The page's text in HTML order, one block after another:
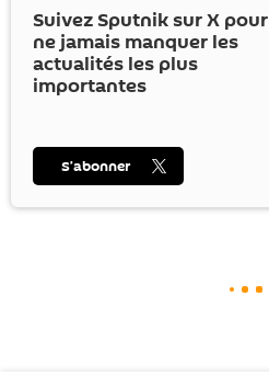
Suivez Sputnik surX pour
ne jamais manquer les
actualités les plus
importantes
S’abonner